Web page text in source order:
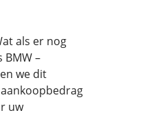
als er nog
BMW –
we dit
uw